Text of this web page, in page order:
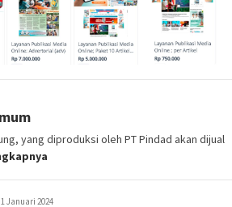
yang diproduksi oleh PT Pindad akan dijual
1 Januari 2024